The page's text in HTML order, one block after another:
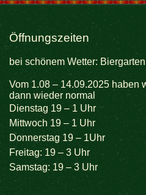
Öffnungszeiten
bei schönem Wetter:
Vom 1.08 – 14.09.2025 haben
dann wieder normal
Dienstag 19 – 1 Uhr
Mittwoch 19 – 1 Uhr
Donnerstag 19 – 1Uhr
Freitag: 19 – 3 Uhr
Samstag: 19 – 3 Uhr